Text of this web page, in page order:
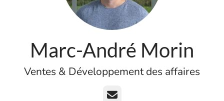
Marc-André Morin
Ventes & Développement des affaires
E-mail